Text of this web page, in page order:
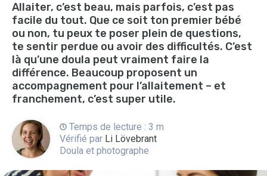
Allaiter, c’est beau, mais parfois, c’est pas
facile du tout. Que ce soit ton premier bébé
ou non, tu peux te poser plein de questions,
te sentir perdue ou avoir des difficultés. C’est
là qu’une doula peut vraiment faire la
différence. Beaucoup proposent un
accompagnement pour l’allaitement – et
franchement, c’est super utile.
Temps de lecture : 3 m
Vérifié par Li Lövebrant
Doula et photographe